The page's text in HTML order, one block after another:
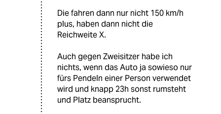
Die fahren dann nur nicht 150 km/h
plus, haben dann nicht die
Reichweite X.
Auch gegen Zweisitzer habe ich
nichts, wenn das Auto ja sowieso nur
fürs Pendeln einer Person verwendet
wird und knapp 23h sonst rumsteht
und Platz beansprucht.